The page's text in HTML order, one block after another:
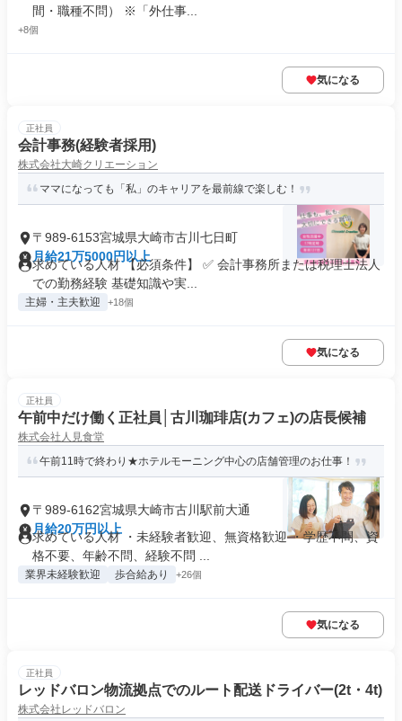
間・職種不問） ※「外仕事...
+8個
気になる
正社員
会計事務(経験者採用)
株式会社大崎クリエーション
ママになっても「私」のキャリアを最前線で楽しむ！
〒989-6153宮城県大崎市古川七日町
月給21万5000円以上
求めている人材 【必須条件】 ✅ 会計事務所または税理士法人
での勤務経験 基礎知識や実...
主婦・主夫歓迎 +18個
気になる
正社員
午前中だけ働く正社員│古川珈琲店(カフェ)の店長候補
株式会社人見食堂
午前11時で終わり★ホテルモーニング中心の店舗管理のお仕事！
〒989-6162宮城県大崎市古川駅前大通
月給20万円以上
求めている人材 ・未経験者歓迎、無資格歓迎 ・学歴不問、資
格不要、年齢不問、経験不問 ...
業界未経験歓迎 歩合給あり +26個
気になる
正社員
レッドバロン物流拠点でのルート配送ドライバー(2t・4t)
株式会社レッドバロン